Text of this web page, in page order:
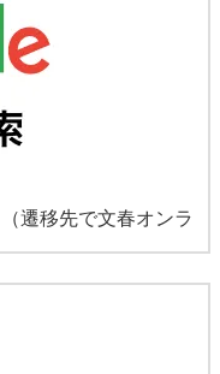
（遷移先で文春オンラ